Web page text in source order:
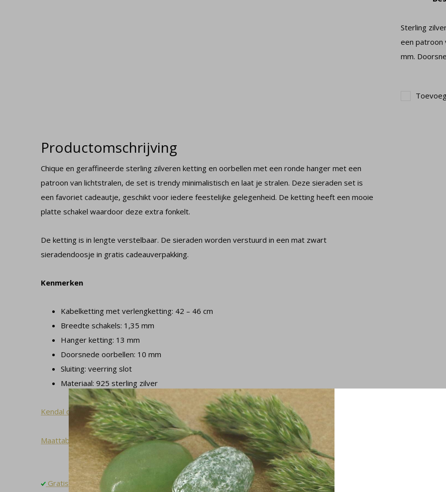
Sterling
een patroon
mm.
Productomschrijving
Chique en geraffineerde sterling zilveren ketting en oorbellen met een ronde hanger met een
patroon van lichtstralen, de set is trendy minimalistisch en laat je stralen. Deze sieraden set is
een favoriet cadeautje, geschikt voor iedere feestelijke gelegenheid. De ketting heeft een mooie
platte schakel waardoor deze extra fonkelt.
De ketting is in lengte verstelbaar. De sieraden worden verstuurd in een mat zwart
sieradendoosje in gratis cadeauverpakking.
Kenmerken
Kabelketting met verlengketting: 42 – 46 cm
Breedte schakels: 1,35 mm
Hanger ketting: 13 mm
Doorsnede oorbellen: 10 mm
Sluiting: veerring slot
Materiaal: 925 sterling zilver
Kendal collectie
Maattabel
Gratis verzending binnen NL